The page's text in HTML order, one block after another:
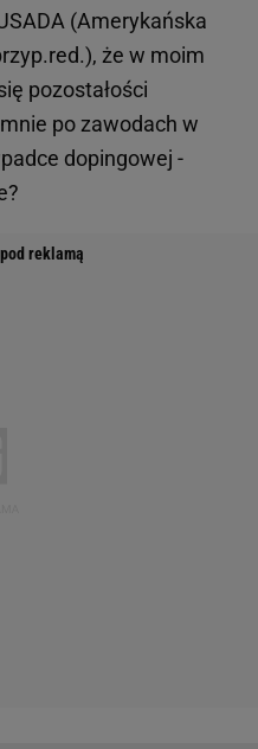
(Amerykańska
że w moim
pozostałości
po zawodach w
dopingowej -